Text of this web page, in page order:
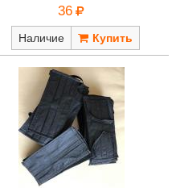
36
Наличие